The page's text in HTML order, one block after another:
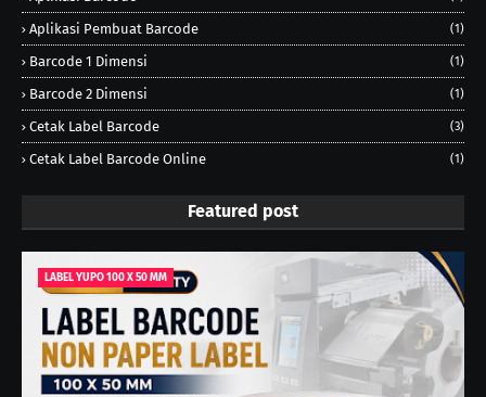
Aplikasi Pembuat Barcode (1)
Barcode 1 Dimensi (1)
Barcode 2 Dimensi (1)
Cetak Label Barcode (3)
Cetak Label Barcode Online (1)
Featured post
LABEL YUPO 100 X 50 MM